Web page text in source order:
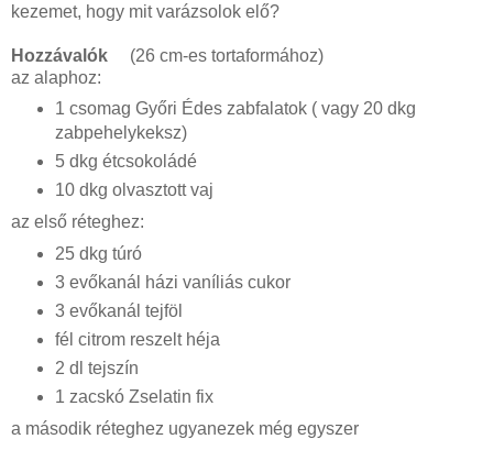
kezemet, hogy mit varázsolok elő?
Hozzávalók
(26 cm-es tortaformához)
az alaphoz:
1 csomag Győri Édes zabfalatok ( vagy 20 dkg
zabpehelykeksz)
5 dkg étcsokoládé
10 dkg olvasztott vaj
az első réteghez:
25 dkg túró
3 evőkanál házi vaníliás cukor
3 evőkanál tejföl
fél citrom reszelt héja
2 dl tejszín
1 zacskó Zselatin fix
a második réteghez ugyanezek még egyszer